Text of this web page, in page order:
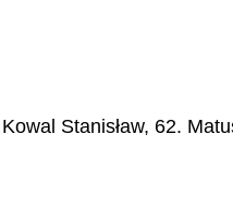
Stanisław, 62.